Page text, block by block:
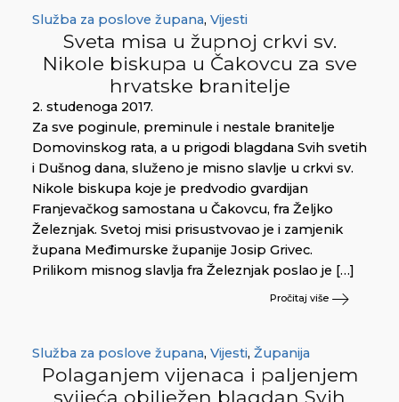
Služba za poslove župana, Vijesti
Sveta misa u župnoj crkvi sv.
Nikole biskupa u Čakovcu za sve
hrvatske branitelje
2. studenoga 2017.
Za sve poginule, preminule i nestale branitelje
Domovinskog rata, a u prigodi blagdana Svih svetih
i Dušnog dana, služeno je misno slavlje u crkvi sv.
Nikole biskupa koje je predvodio gvardijan
Franjevačkog samostana u Čakovcu, fra Željko
Železnjak. Svetoj misi prisustvovao je i zamjenik
župana Međimurske županije Josip Grivec.
Prilikom misnog slavlja fra Železnjak poslao je […]
Pročitaj više
Služba za poslove župana, Vijesti, Županija
Polaganjem vijenaca i paljenjem
svijeća obilježen blagdan Svih